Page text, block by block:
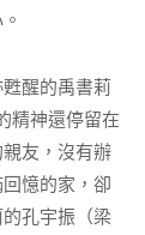
醒的禹書莉
精神還停留在
友，沒有辦
憶的家，卻
孔宇振（梁